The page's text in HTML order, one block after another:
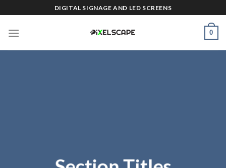
to
content
DIGITAL SIGNAGE AND LED SCREENS
0